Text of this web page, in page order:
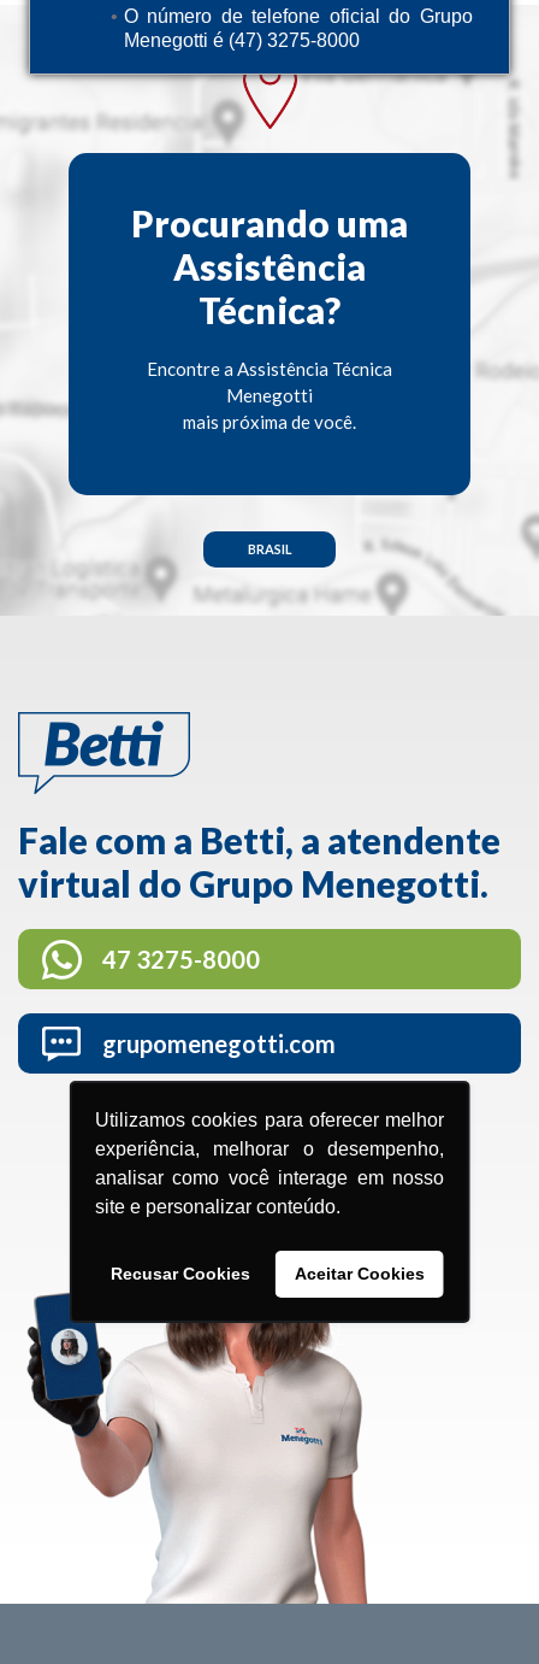
O número de telefone oficial do Grupo
Menegotti é (47) 3275-8000
Utilizamos cookies para oferecer melhor
experiência, melhorar o desempenho,
analisar como você interage em nosso
site e personalizar conteúdo.
Recusar Cookies Aceitar Cookies
Procurando uma
Assistência
Técnica?
Encontre a Assistência Técnica
Menegotti
mais próxima de você.
BRASIL
Fale com a Betti, a atendente
virtual do Grupo Menegotti.
47 3275-8000
grupomenegotti.com